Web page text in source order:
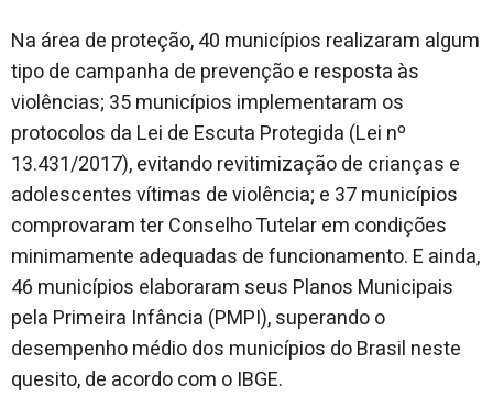
Na área de proteção, 40 municípios realizaram algum
tipo de campanha de prevenção e resposta às
violências; 35 municípios implementaram os
protocolos da Lei de Escuta Protegida (Lei nº
13.431/2017), evitando revitimização de crianças e
adolescentes vítimas de violência; e 37 municípios
comprovaram ter Conselho Tutelar em condições
minimamente adequadas de funcionamento. E ainda,
46 municípios elaboraram seus Planos Municipais
pela Primeira Infância (PMPI), superando o
desempenho médio dos municípios do Brasil neste
quesito, de acordo com o IBGE.